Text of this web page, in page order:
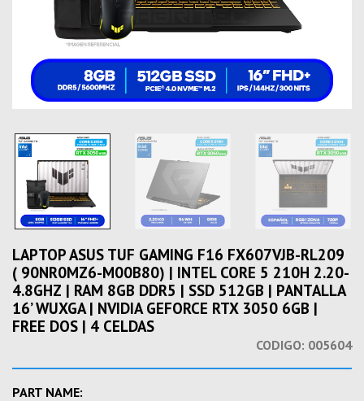
LAPTOP ASUS TUF GAMING F16 FX607VJB-RL209
( 90NR0MZ6-M00B80) | INTEL CORE 5 210H 2.20-
4.8GHZ | RAM 8GB DDR5 | SSD 512GB | PANTALLA
16’ WUXGA | NVIDIA GEFORCE RTX 3050 6GB |
FREE DOS | 4 CELDAS
CODIGO: 005604
PART NAME: